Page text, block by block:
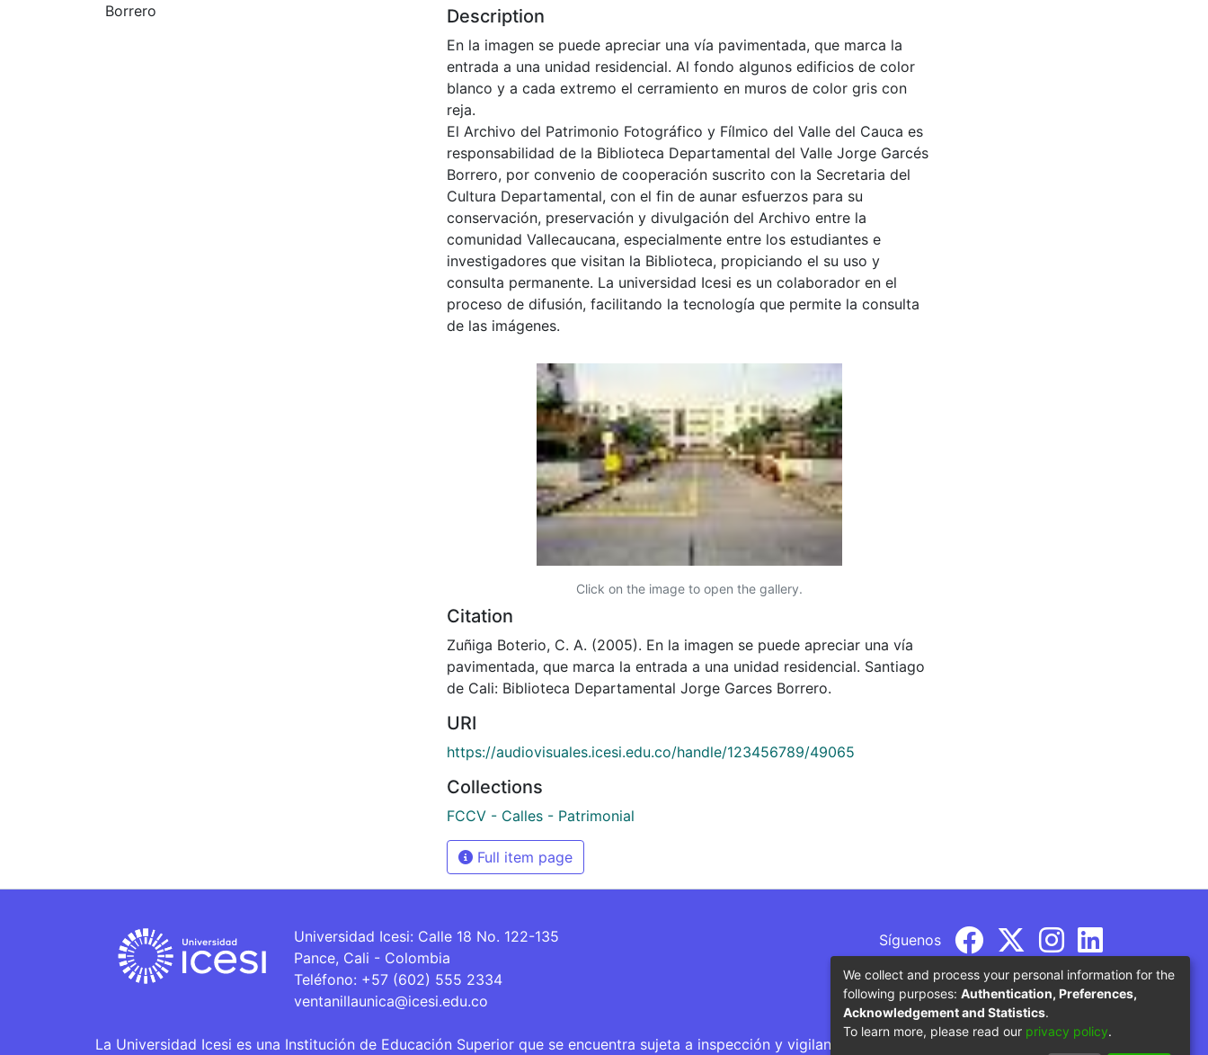
Borrero
Description
En la imagen se puede apreciar una vía pavimentada, que marca la
entrada a una unidad residencial. Al fondo algunos edificios de color
blanco y a cada extremo el cerramiento en muros de color gris con
reja.
El Archivo del Patrimonio Fotográfico y Fílmico del Valle del Cauca es
responsabilidad de la Biblioteca Departamental del Valle Jorge Garcés
Borrero, por convenio de cooperación suscrito con la Secretaria del
Cultura Departamental, con el fin de aunar esfuerzos para su
conservación, preservación y divulgación del Archivo entre la
comunidad Vallecaucana, especialmente entre los estudiantes e
investigadores que visitan la Biblioteca, propiciando el su uso y
consulta permanente. La universidad Icesi es un colaborador en el
proceso de difusión, facilitando la tecnología que permite la consulta
de las imágenes.
Click on the image to open the gallery.
Citation
Zuñiga Boterio, C. A. (2005). En la imagen se puede apreciar una vía
pavimentada, que marca la entrada a una unidad residencial. Santiago
de Cali: Biblioteca Departamental Jorge Garces Borrero.
URI
https://audiovisuales.icesi.edu.co/handle/123456789/49065
Collections
FCCV - Calles - Patrimonial
Full item page
Universidad Icesi: Calle 18 No. 122-135
Pance, Cali - Colombia
Teléfono: +57 (602) 555 2334
ventanillaunica@icesi.edu.co
Síguenos
La Universidad Icesi es una Institución de Educación Superior que se encuentra sujeta a inspección y vigilancia por parte del Ministerio de Educación
We collect and process your personal information for the
following purposes: Authentication, Preferences,
Acknowledgement and Statistics.
To learn more, please read our privacy policy.